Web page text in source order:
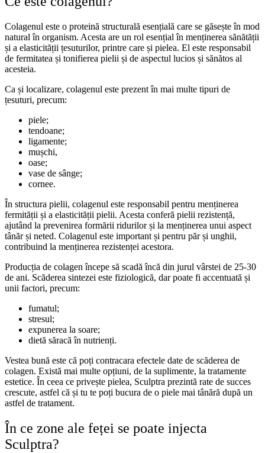
Colagenul este o proteină structurală esențială care se găsește în mod
natural în organism. Acesta are un rol esențial în menținerea sănătății
și a elasticității țesuturilor, printre care și pielea. El este responsabil
de fermitatea și tonifierea pielii și de aspectul lucios și sănătos al
acesteia.
Ca și localizare, colagenul este prezent în mai multe tipuri de
țesuturi, precum:
piele;
tendoane;
ligamente;
mușchi,
oase;
vase de sânge;
cornee.
În structura pielii, colagenul este responsabil pentru menținerea
fermității și a elasticității pielii. Acesta conferă pielii rezistență,
ajutând la prevenirea formării ridurilor și la menținerea unui aspect
tânăr și neted. Colagenul este important și pentru păr și unghii,
contribuind la menținerea rezistenței acestora.
Producția de colagen începe să scadă încă din jurul vârstei de 25-30
de ani. Scăderea sintezei este fiziologică, dar poate fi accentuată și
unii factori, precum:
fumatul;
stresul;
expunerea la soare;
dietă săracă în nutrienți.
Vestea bună este că poți contracara efectele date de scăderea de
colagen. Există mai multe opțiuni, de la suplimente, la tratamente
estetice. În ceea ce privește pielea, Sculptra prezintă rate de succes
crescute, astfel că și tu te poți bucura de o piele mai tânără după un
astfel de tratament.
În ce zone ale feței se poate injecta
Sculptra?